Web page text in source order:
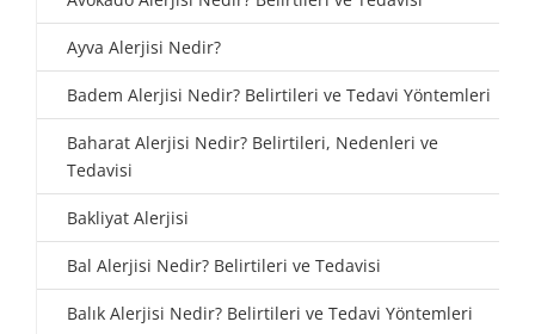
Ayva Alerjisi Nedir?
Badem Alerjisi Nedir? Belirtileri ve Tedavi Yöntemleri
Baharat Alerjisi Nedir? Belirtileri, Nedenleri ve
Tedavisi
Bakliyat Alerjisi
Bal Alerjisi Nedir? Belirtileri ve Tedavisi
Balık Alerjisi Nedir? Belirtileri ve Tedavi Yöntemleri